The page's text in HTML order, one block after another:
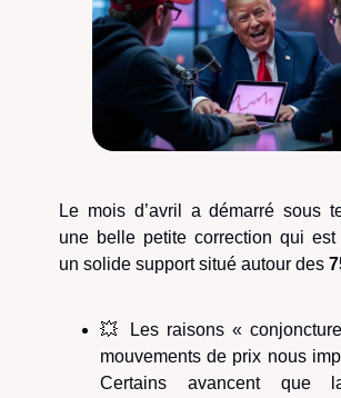
Le mois d’avril a démarré sous
une belle petite correction qui
un solide support situé autour des
💥
Les raisons «
mouvements de prix nous
Certains avancent que